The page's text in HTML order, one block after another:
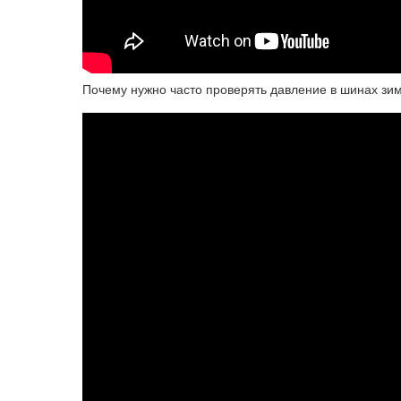
Почему нужно часто проверять давление в шинах